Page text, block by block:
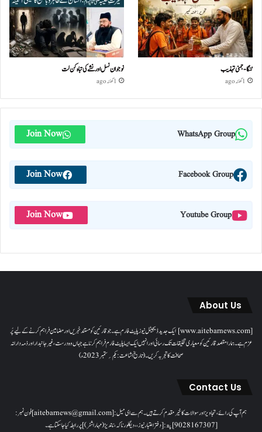
گنگا-جمنی تہذیب
1 گھنٹہ ago
نوجوان نسل اور نشے کی تباہ کن لت
1 گھنٹہ ago
WhatsApp Group
Join Now
Facebook Group
Join Now
Youtube Group
Join Now
About Us
[www.aitebarnews.com] ایک جدید ڈیجیٹل نیوز پلیٹ فارم ہے۔ جو قارئین کو مستند خبریں اور مضامین فراہم کرنے کے لیے پُر
عزم ہے۔ ہمارا مقصدقارئین کو معیاری تخلیقات تک رسائی اور انہیں ایک ایسا پلیٹ فارم فراہم کرنا ہے جہاں وہ درست، غیر جانبدار اور ذمہ دارانہ
صحافت کا تجربہ کریں۔( تاریخ اشاعت : یکم؍ ستمبر 2023ء)
Contact Us
ہم آپ کی رائے، تجاویز اور سوالات کا خیرمقدم کرتے ہیں۔ ہم سےای میل: [aitebarnews@gmail.com]فون نمبر:
[9028167307]پتہ: [دفتر اعتبار نیوز، ، دیگلور ناکہ، ناندیڑ(مہاراشٹر) ] پر رابطہ کیا جاسکتا ہے۔